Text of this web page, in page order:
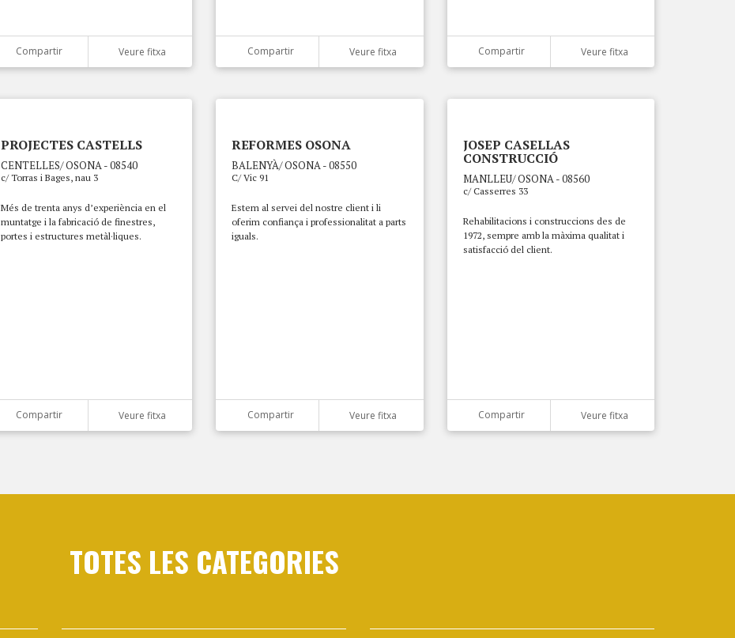
Compartir Veure fitxa Compartir Veure fitxa Compartir Veure fitxa
PROJECTES CASTELLS
CENTELLES/ OSONA - 08540
c/ Torras i Bages, nau 3
Més de trenta anys d’experiència en el
muntatge i la fabricació de finestres,
portes i estructures metàl·liques.
Compartir Veure fitxa
REFORMES OSONA
BALENYÀ/ OSONA - 08550
C/ Vic 91
Estem al servei del nostre client i li
oferim confiança i professionalitat a parts
iguals.
Compartir Veure fitxa
JOSEP CASELLAS
CONSTRUCCIÓ
MANLLEU/ OSONA - 08560
c/ Casserres 33
Rehabilitacions i construccions des de
1972, sempre amb la màxima qualitat i
satisfacció del client.
Compartir Veure fitxa
TOTES LES CATEGORIES